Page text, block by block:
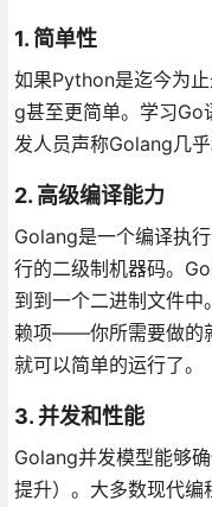
1. 简单性
如果Python是迄今为
g甚至更简单。学习
发人员声称Golang几
2. 高级编译能力
Golang是一个编译执
行的二级制机器码。
到到一个二进制文件
赖项——你所需要做的
就可以简单的运行了。
3. 并发和性能
Golang并发模型能够
提升）。大多数现代